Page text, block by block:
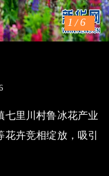
1 /6
七里川村鲁冰花产业
卉竞相绽放，吸引